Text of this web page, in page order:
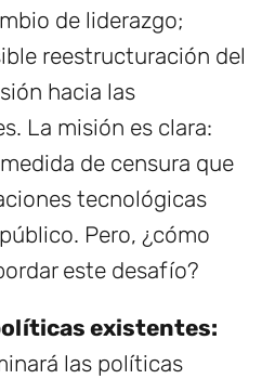
de liderazgo;
reestructuración del
hacia las
La misión es clara:
de censura que
tecnológicas
Pero, ¿cómo
este desafío?
existentes:
las políticas